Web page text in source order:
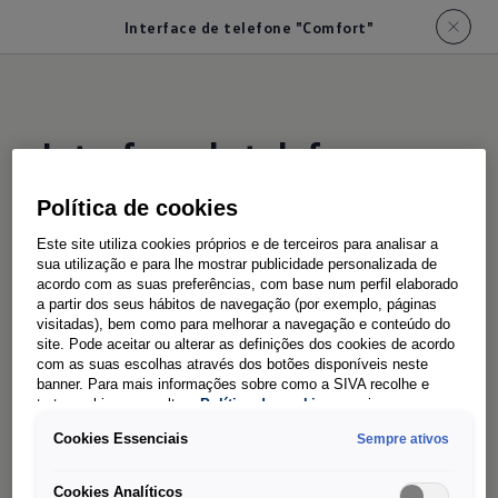
Interface de telefone "Comfort"
Interface de telefone
"Comfort"
Conecte-sesem fios
Com a interface de telefone "Comfort"¹ opcional
com função de carregamento indutivo, os
smartphones inseridos no compartimento são
automaticamente conectados à antena exterior
indução.
Política de cookies
Este site utiliza cookies próprios e de terceiros para analisar a
sua utilização e para lhe mostrar publicidade personalizada de
acordo com as suas preferências, com base num perfil elaborado
a partir dos seus hábitos de navegação (por exemplo, páginas
visitadas), bem como para melhorar a navegação e conteúdo do
site. Pode aceitar ou alterar as definições dos cookies de acordo
com as suas escolhas através dos botões disponíveis neste
banner. Para mais informações sobre como a SIVA recolhe e
trata cookies, consulte aPolítica de cookies em vigor.
Cookies Essenciais Sempre ativos
Cookies Analíticos